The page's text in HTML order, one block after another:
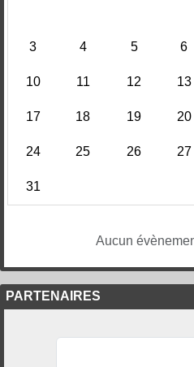
3 4 5 6
10 11 12 13
17 18 19 20
24 25 26 27
31
Aucun
PARTENAIRES